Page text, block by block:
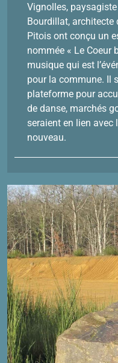
Vignolles, paysagiste
Bourdillat, architecte
Pitois ont conçu un
nommée « Le Coeur
musique qui est
pour la commune. Il
plateforme pour
de danse, marchés
seraient en lien avec
nouveau.